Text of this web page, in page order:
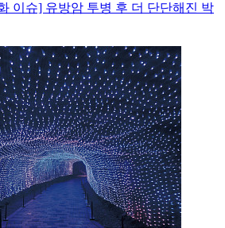
이슈] 유방암 투병 후 더 단단해진 박